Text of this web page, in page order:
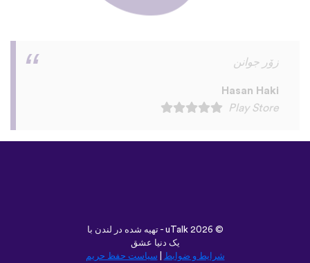
language apps but I’m blown away by how
I feel like each language has a lot of care
used instead of a stupid AI voice or
whatever. The biggest thing, though is the
boil the water?” seemed kind of weird to
remember but it’s actually been really